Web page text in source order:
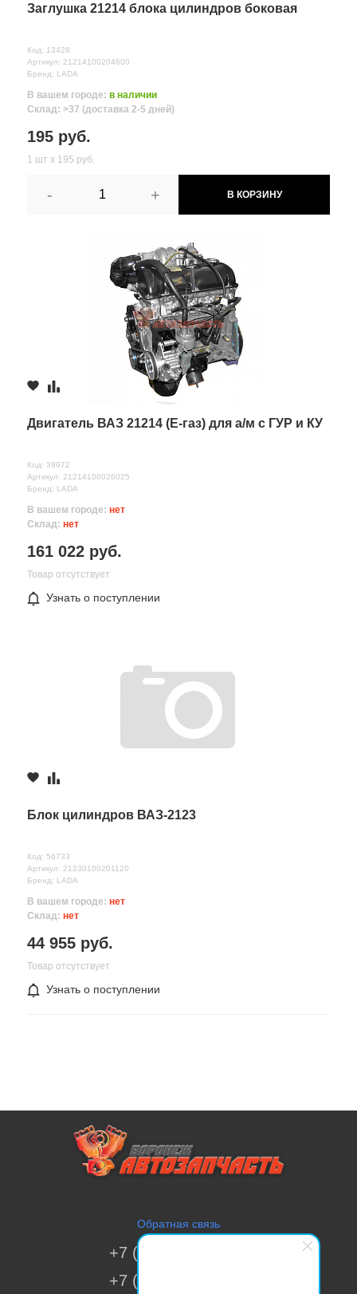
Отправляя форму вы соглашаетесь на
данных
Заглушка 21214 блока цилиндров боковая
Код: 13428
Артикул: 21214100204600
Бренд: LADA
В вашем городе: в наличии
Склад: >37 (доставка 2-5 дней)
195 руб.
1 шт х 195 руб.
- + В КОРЗИНУ
Двигатель ВАЗ 21214 (Е-газ) для а/м с ГУР и КУ
Код: 39972
Артикул: 21214100026025
Бренд: LADA
В вашем городе: нет
Склад: нет
161 022 руб.
Товар отсутствует
Узнать о поступлении
Блок цилиндров ВАЗ-2123
Код: 56733
Артикул: 21230100201120
Бренд: LADA
В вашем городе: нет
Склад: нет
44 955 руб.
Товар отсутствует
Узнать о поступлении
Обратная связь
+7 (473) 269-41-51
+7 (473) 200-70-00